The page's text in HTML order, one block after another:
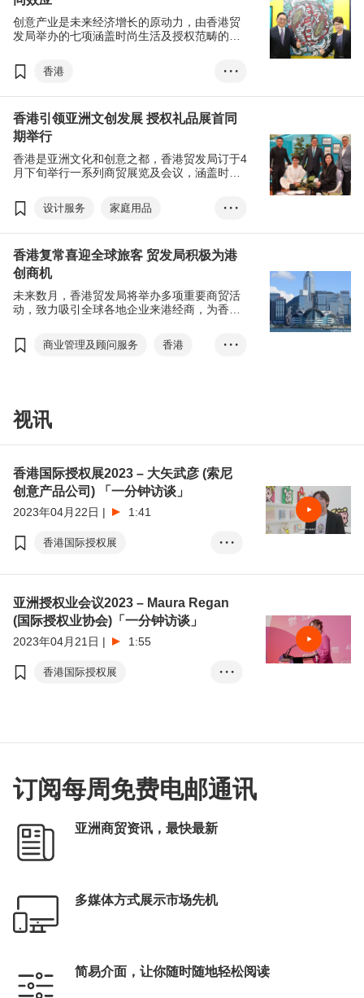
香港时装节
香港国际授权展
亚洲授权业会议
展览+
香港礼品及赠品展
创意产业是未来经济增长的原动力，由香港贸
发局举办的七项涵盖时尚生活及授权范畴的创
帷幕。
香港
文化创意、DLAB、林健锋、香港礼...
香港时尚家品展
香港时装节
香港国际授权展
亚洲授权业会议
展览+
商对易
张淑芬
• • •
香港引领亚洲文创发展 授权礼品展首同
期举行
香港是亚洲文化和创意之都，香港贸发局订于4
月下旬举行一系列商贸展览及会议，涵盖时尚
商，为业界带来更多跨行业机遇。
设计服务
家庭用品
成衣、纺织及配件
礼品及赠品
香港
香港礼品及赠品展
香港时尚家品展
香港国际家用纺织品展
香港国际印刷及包装展
香港国际授权展
亚洲授权业会议
展览+
商对易
Click2Match
智能配对平台
张淑芬
文化创意
• • •
香港复常喜迎全球旅客 贸发局积极为港
创商机
未来数月，香港贸发局将举办多项重要商贸活
动，致力吸引全球各地企业来港经商，为香港
商业管理及顾问服务
香港
香港国际授权展
亚洲授权业会议
• • •
视讯
香港国际授权展2023 – 大矢武彦 (索尼
创意产品公司) 「一分钟访谈」
2023年04月22日 | 1:41
香港国际授权展
• • •
亚洲授权业会议2023 – Maura Regan
(国际授权业协会)「一分钟访谈」
2023年04月21日 | 1:55
香港国际授权展
• • •
订阅每周免费电邮通讯
亚洲商贸资讯，最快最新
多媒体方式展示市场先机
简易介面，让你随时随地轻松阅读